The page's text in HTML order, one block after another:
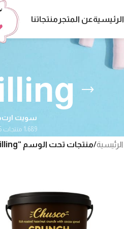
الرئيسيةعن المتجر منتجاتنا
سويت ارت
1٬689 منتجات 5
الرئيسية/منتجات تحت الوسم “Dessert Filling”